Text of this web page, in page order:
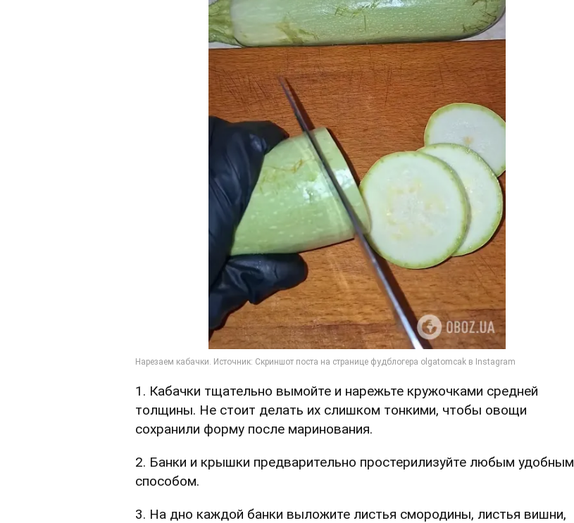
1. Кабачки тщательно вымойте и нарежьте кружочками средней
толщины. Не стоит делать их слишком тонкими, чтобы овощи
сохранили форму после маринования.
2. Банки и крышки предварительно простерилизуйте любым удобным
способом.
3. На дно каждой банки выложите листья смородины, листья вишни,